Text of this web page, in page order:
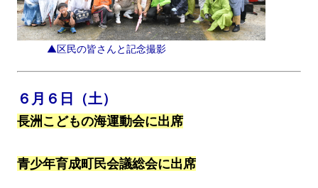
▲区民の皆さんと記念撮影
６月６日（土）
長洲こどもの海運動会に出席
青少年育成町民会議総会に出席